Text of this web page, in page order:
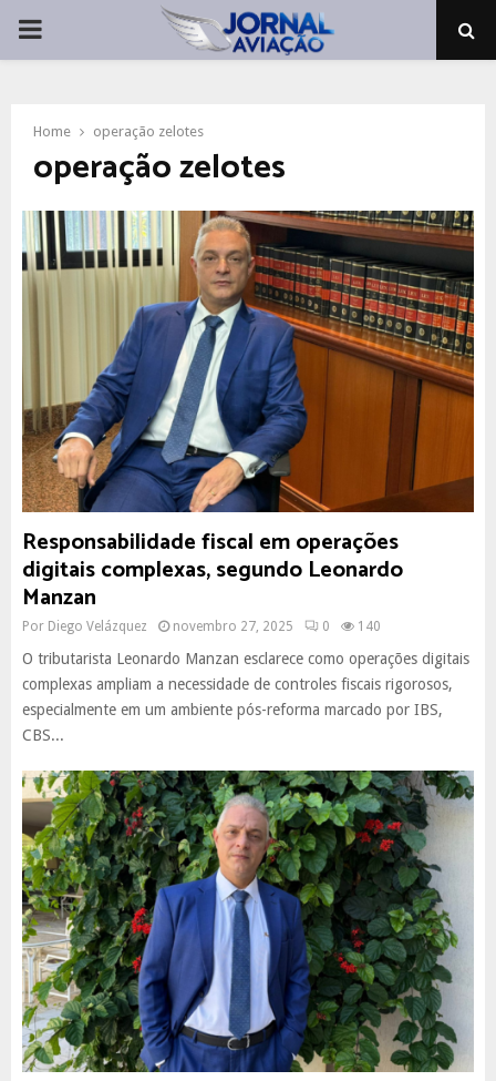
PRIMARY
Home operação zelotes
operação zelotes
Responsabilidade fiscal em operações
digitais complexas, segundo Leonardo
Manzan
Por Diego Velázquez novembro 27, 2025 0 140
O tributarista Leonardo Manzan esclarece como operações digitais
complexas ampliam a necessidade de controles fiscais rigorosos,
especialmente em um ambiente pós-reforma marcado por IBS,
CBS...